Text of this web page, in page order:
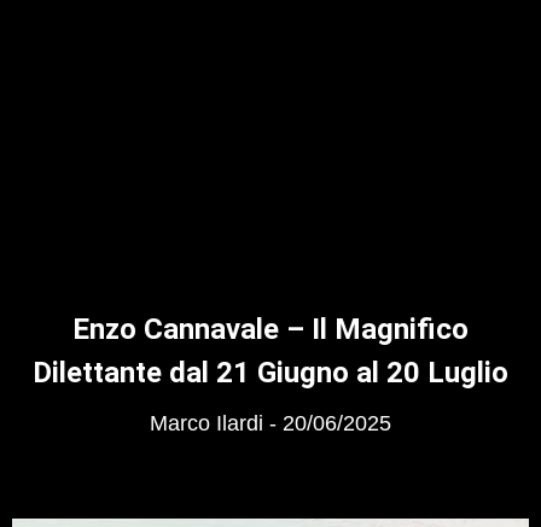
Enzo Cannavale – Il Magnifico
Dilettante dal 21 Giugno al 20 Luglio
Marco Ilardi 20/06/2025